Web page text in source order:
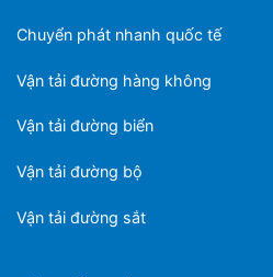
Chuyển phát nhanh quốc tế
Vận tải đường hàng không
Vận tải đường biển
Vận tải đường bộ
Vận tải đường sắt